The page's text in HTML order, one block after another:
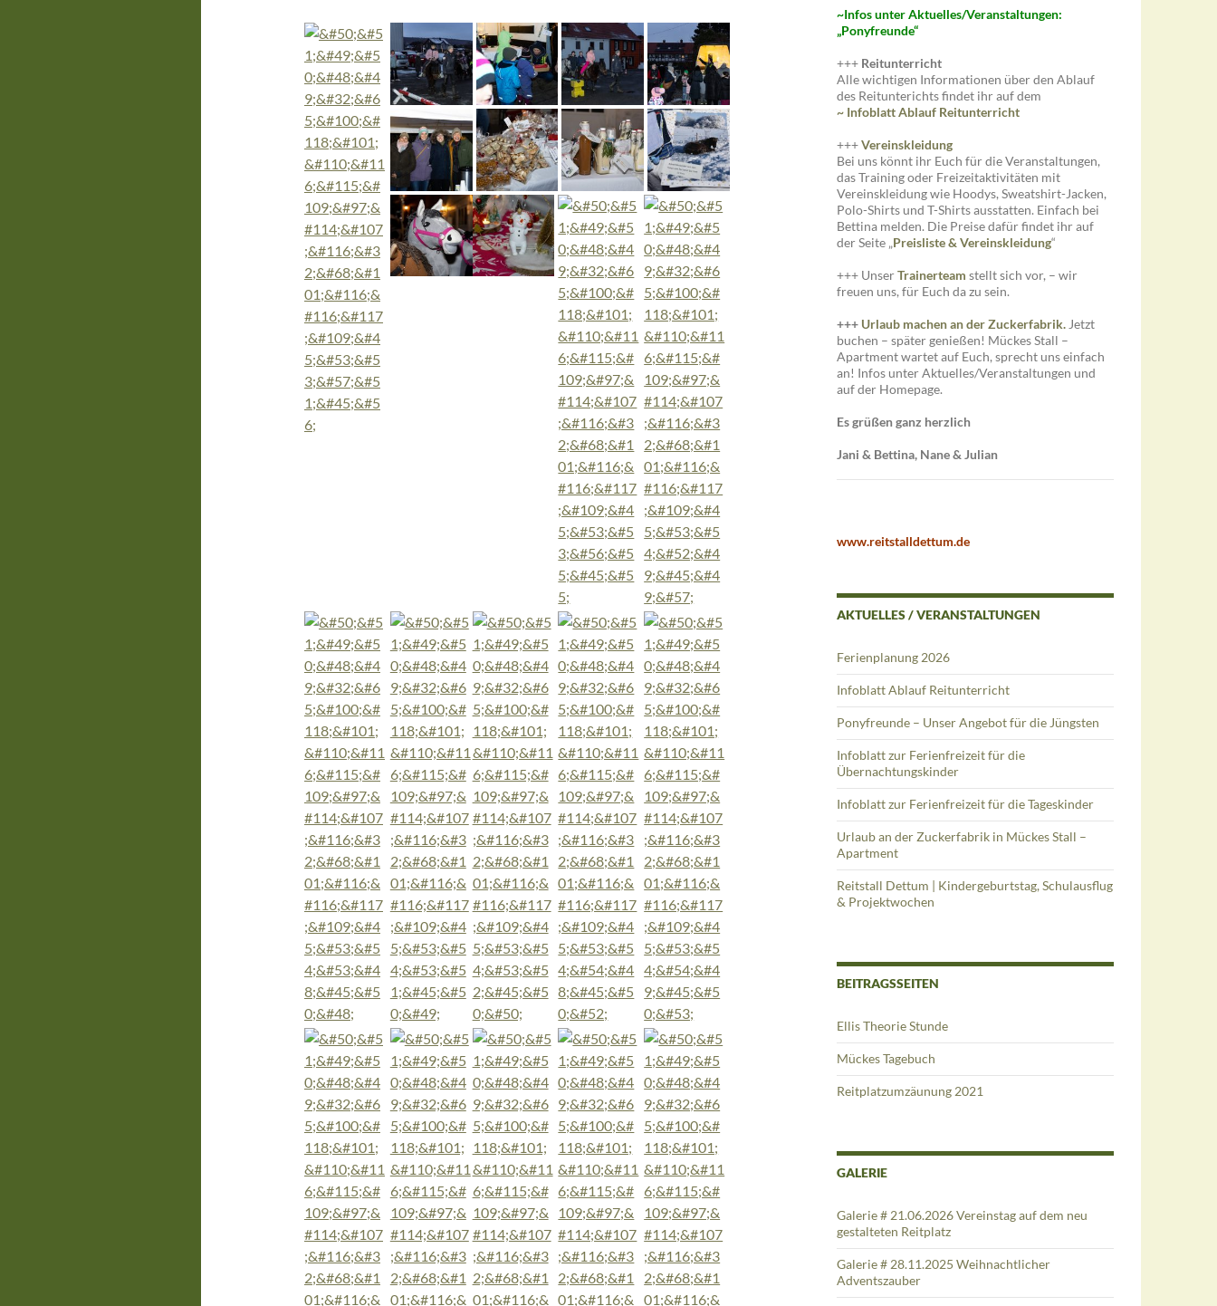
~Infos unter Aktuelles/Veranstaltungen:
„Ponyfreunde“
+++ Reitunterricht
Alle wichtigen Informationen über den Ablauf
des Reitunterichts findet ihr auf dem
~ Infoblatt Ablauf Reitunterricht
+++Vereinskleidung
Bei uns könnt ihr Euch für die Veranstaltungen,
das Training oder Freizeitaktivitäten mit
Vereinskleidung wie Hoodys, Sweatshirt-Jacken,
Polo-Shirts und T-Shirts ausstatten. Einfach bei
Bettina melden. Die Preise dafür findet ihr auf
der Seite „Preisliste& Vereinskleidung“
+++ UnserTrainerteam stellt sich vor, – wir
freuen uns, für Euch da zu sein.
+++ Urlaub machen an der Zuckerfabrik. Jetzt
buchen – später genießen! Mückes Stall –
Apartment wartet auf Euch, sprecht uns einfach
an! Infos unter Aktuelles/Veranstaltungen und
auf der Homepage.
Es grüßen ganz herzlich
Jani & Bettina, Nane & Julian
www.reitstalldettum.de
AKTUELLES / VERANSTALTUNGEN
Ferienplanung 2026
Infoblatt Ablauf Reitunterricht
Ponyfreunde – Unser Angebot für die Jüngsten
Infoblatt zur Ferienfreizeit für die
Übernachtungskinder
Infoblatt zur Ferienfreizeit für die Tageskinder
Urlaub an der Zuckerfabrik in Mückes Stall –
Apartment
Reitstall Dettum | Kindergeburtstag, Schulausflug
& Projektwochen
BEITRAGSSEITEN
Ellis Theorie Stunde
Mückes Tagebuch
Reitplatzumzäunung 2021
GALERIE
Galerie # 21.06.2026 Vereinstag auf dem neu
gestalteten Reitplatz
Galerie # 28.11.2025 Weihnachtlicher
Adventszauber